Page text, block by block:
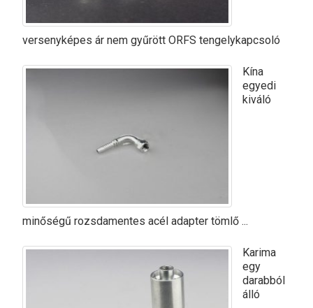
versenyképes ár nem gyűrött ORFS tengelykapcsoló
Kína
egyedi
kiváló
minőségű rozsdamentes acél adapter tömlő ...
Karima
egy
darabból
álló